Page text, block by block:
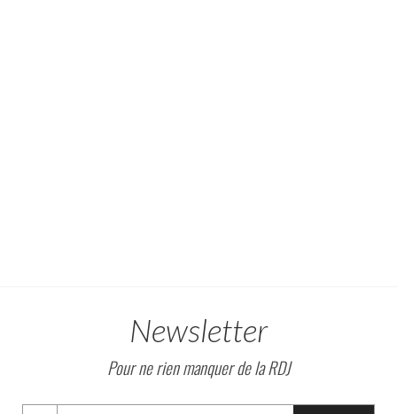
Newsletter
Pour ne rien manquer de la RDJ